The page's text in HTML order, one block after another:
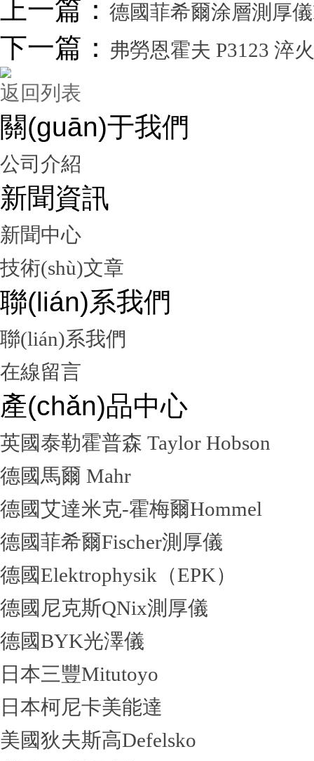
上一篇： 德國菲希爾涂層測厚
下一篇： 弗勞恩霍夫 P3123 淬
返回列表
關(guān)于我們
公司介紹
新聞資訊
新聞中心
技術(shù)文章
聯(lián)系我們
聯(lián)系我們
在線留言
產(chǎn)品中心
英國泰勒霍普森 Taylor Hobson
德國馬爾 Mahr
德國艾達米克-霍梅爾Hommel
德國菲希爾Fischer測厚儀
德國Elektrophysik（EPK）
德國尼克斯QNix測厚儀
德國BYK光澤儀
日本三豐Mitutoyo
日本柯尼卡美能達
美國狄夫斯高Defelsko